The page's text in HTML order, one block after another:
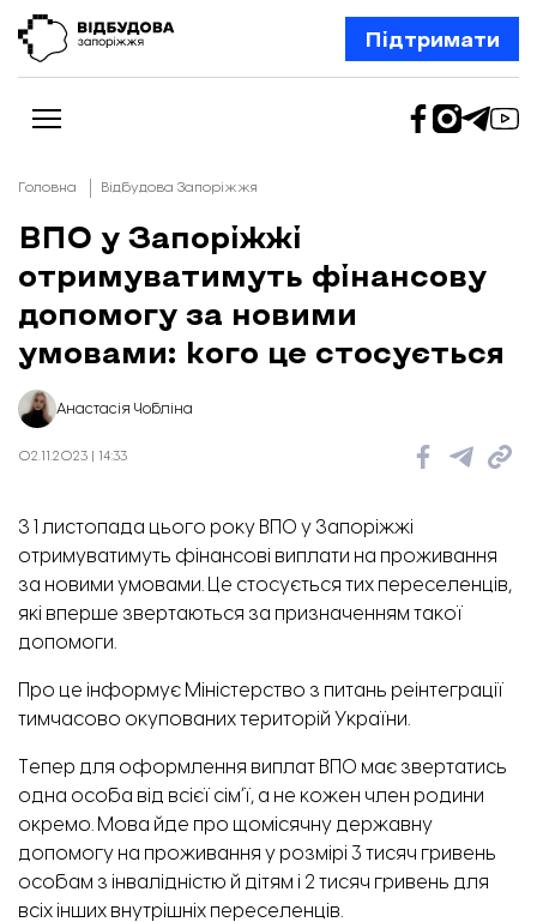
Підтримати
Новини
Відбудова Запоріжжя
Ексклюзив
Бізнес
Шлях додому
Колонки
Про нас
Редакційна політика
Головна Відбудова Запоріжжя
ВПО у Запоріжжі
отримуватимуть фінансову
допомогу за новими
умовами: кого це стосується
Анастасія Чобліна
02.11.2023 | 14:33
З 1 листопада цього року ВПО у Запоріжжі
отримуватимуть фінансові виплати на проживання
за новими умовами. Це стосується тих переселенців,
які вперше звертаються за призначенням такої
допомоги.
Про це інформує Міністерство з питань реінтеграції
тимчасово окупованих територій України.
Тепер для оформлення виплат ВПО має звертатись
одна особа від всієї сімʼї, а не кожен член родини
окремо. Мова йде про щомісячну державну
допомогу на проживання у розмірі 3 тисяч гривень
особам з інвалідністю й дітям і 2 тисяч гривень для
всіх інших внутрішніх переселенців.